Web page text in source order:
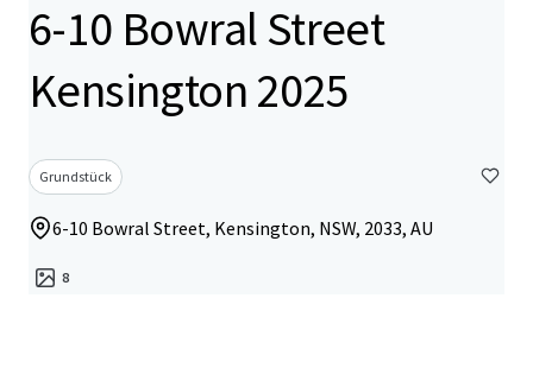
6-10 Bowral Street
Kensington 2025
Grundstück
6-10 Bowral Street, Kensington, NSW, 2033, AU
8